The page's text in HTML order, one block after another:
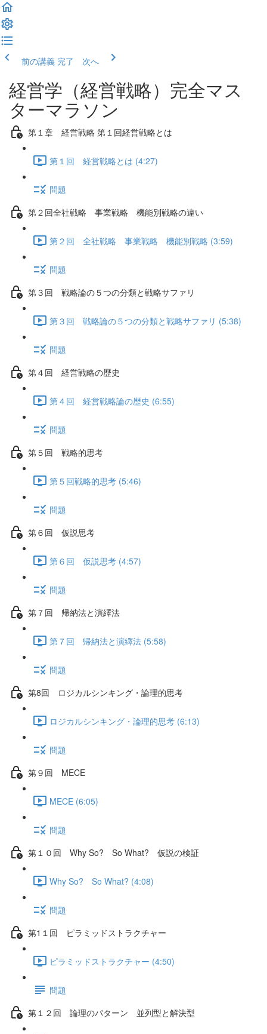
前の講義 完了 次へ
経営学（経営戦略）完全マス
ターマラソン
第１章 経営戦略 第１回経営戦略とは
第１回 経営戦略とは (4:27)
問題
第２回全社戦略 事業戦略 機能別戦略の違い
第２回 全社戦略 事業戦略 機能別戦略 (3:59)
問題
第３回 戦略論の５つの分類と戦略サファリ
第３回 戦略論の５つの分類と戦略サファリ (5:38)
問題
第４回 経営戦略の歴史
第４回 経営戦略論の歴史 (6:55)
問題
第５回 戦略的思考
第５回戦略的思考 (5:46)
問題
第６回 仮説思考
第６回 仮説思考 (4:57)
問題
第７回 帰納法と演繹法
第７回 帰納法と演繹法 (5:58)
問題
第8回 ロジカルシンキング・論理的思考
ロジカルシンキング・論理的思考 (6:13)
問題
第９回 MECE
MECE (6:05)
問題
第１０回 Why So? So What? 仮説の検証
Why So? So What? (4:08)
問題
第1１回 ピラミッドストラクチャー
ピラミッドストラクチャー (4:50)
問題
第１２回 論理のパターン 並列型と解決型